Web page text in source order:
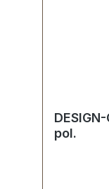
pol.